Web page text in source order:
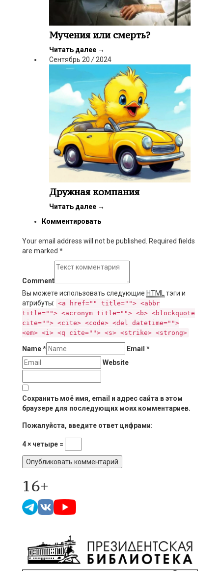
Мучения или смерть?
Читать далее →
Сентябрь 20/2024
Дружная компания
Читать далее →
Комментировать
Your email address will not be published. Required fields
are marked *
Comment
Вы можете использовать следующие HTML тэги и
атрибуты: <a href="" title=""> <abbr
title=""> <acronym title=""> <b> <blockquote
cite=""> <cite> <code> <del datetime="">
<em> <i> <q cite=""> <s> <strike> <strong>
Name* Email *
Website
Сохранить моё имя, email и адрес сайта в этом
браузере для последующих моих комментариев.
Пожалуйста, введите ответ цифрами:
4 × четыре =
16+